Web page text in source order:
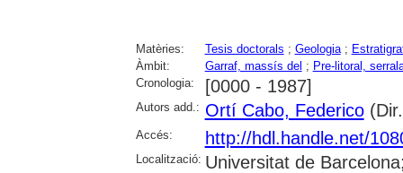
Matèries: Tesis doctorals ; Geologia;
Àmbit:
Garraf, massís del ; Pre-litoral,
Cronologia:
[0000 - 1987]
Autors add.: Ortí Cabo, Federico
Accés: http://hdl.handle.net/
Localització: Universitat de